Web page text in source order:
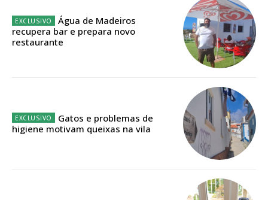
Sendo assinante terá acesso a todos os conteúdos exclusivos e versões
Escolha o plano de assinatura desejado:
ASSINATURA
IMPRESSA
Água de Madeiros
recupera bar e prepara novo
restaurante
Gatos e problemas de
higiene motivam queixas na vila